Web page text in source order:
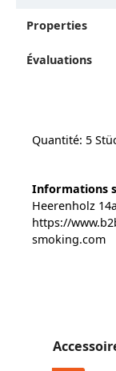
Properties
Évaluations
Quantité: 5
Informations
Heerenholz
https://
smoking.com
Ignorer la